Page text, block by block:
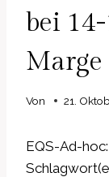
bei
Marge
Von 21.
EQS-Ad-